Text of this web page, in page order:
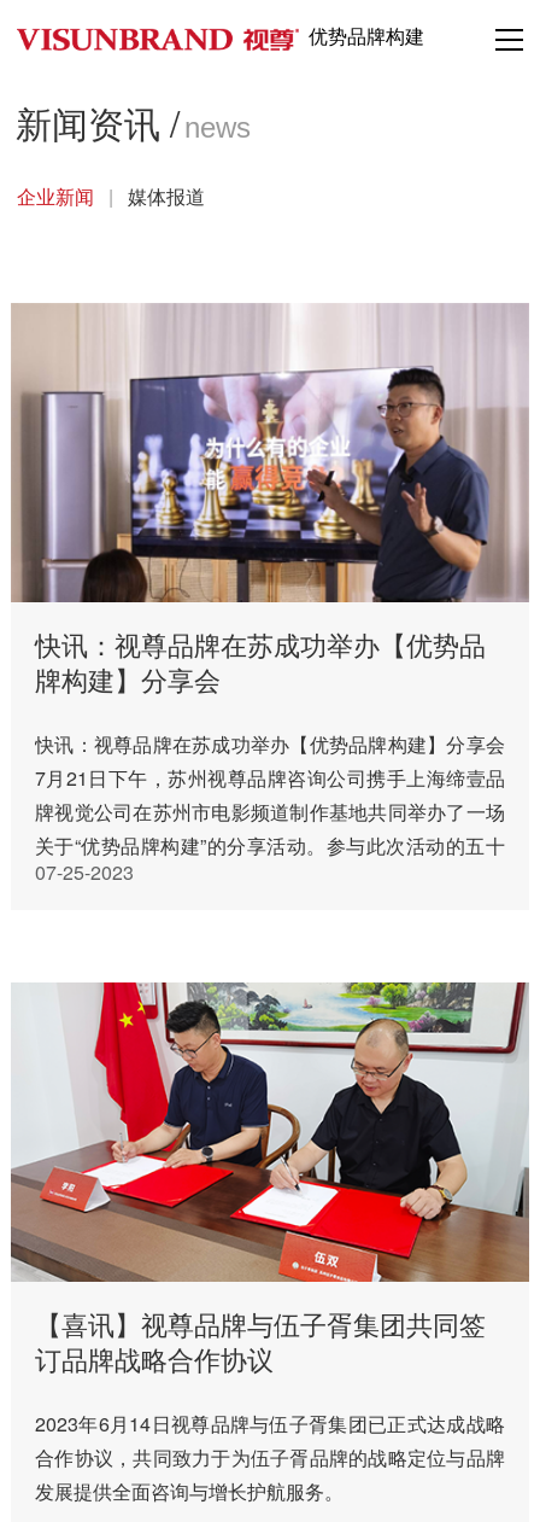
优势品牌构建
新闻资讯 /news
企业新闻 | 媒体报道
快讯：视尊品牌在苏成功举办【优势品
牌构建】分享会
快讯：视尊品牌在苏成功举办【优势品牌构建】分享会
7月21日下午，苏州视尊品牌咨询公司携手上海缔壹品
牌视觉公司在苏州市电影频道制作基地共同举办了一场
关于“优势品牌构建”的分享活动。参与此次活动的五十
多位优秀企业家代表着各自行业的中坚力量，共同聆听
07-25-2023
【喜讯】视尊品牌与伍子胥集团共同签
订品牌战略合作协议
2023年6月14日视尊品牌与伍子胥集团已正式达成战略
合作协议，共同致力于为伍子胥品牌的战略定位与品牌
发展提供全面咨询与增长护航服务。